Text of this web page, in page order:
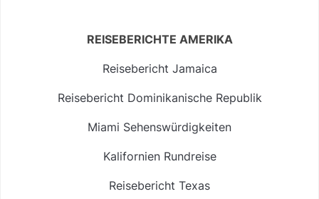
REISEBERICHTE AMERIKA
Reisebericht Jamaica
Reisebericht Dominikanische Republik
Miami Sehenswürdigkeiten
Kalifornien Rundreise
Reisebericht Texas